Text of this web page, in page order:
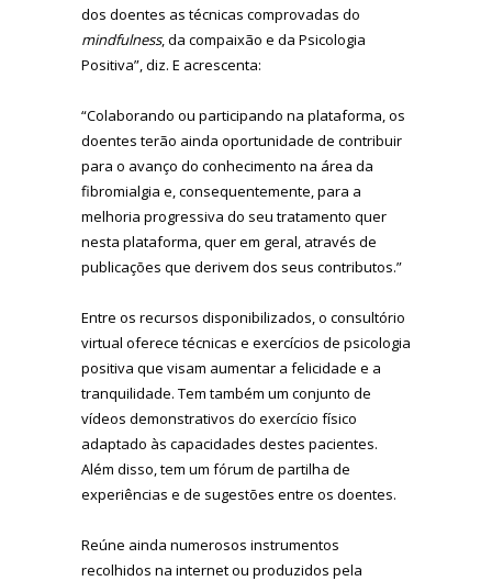
dos doentes as técnicas comprovadas do
mindfulness, da compaixão e da Psicologia
Positiva”, diz. E acrescenta:
“Colaborando ou participando na plataforma, os
doentes terão ainda oportunidade de contribuir
para o avanço do conhecimento na área da
fibromialgia e, consequentemente, para a
melhoria progressiva do seu tratamento quer
nesta plataforma, quer em geral, através de
publicações que derivem dos seus contributos.”
Entre os recursos disponibilizados, o consultório
virtual oferece técnicas e exercícios de psicologia
positiva que visam aumentar a felicidade e a
tranquilidade. Tem também um conjunto de
vídeos demonstrativos do exercício físico
adaptado às capacidades destes pacientes.
Além disso, tem um fórum de partilha de
experiências e de sugestões entre os doentes.
Reúne ainda numerosos instrumentos
recolhidos na internet ou produzidos pela